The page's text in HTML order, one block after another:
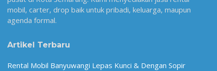
mobil, carter, drop baik untuk pribadi, keluarga, maupun
agenda formal.
Artikel Terbaru
Rental Mobil Banyuwangi Lepas Kunci & Dengan Sopir